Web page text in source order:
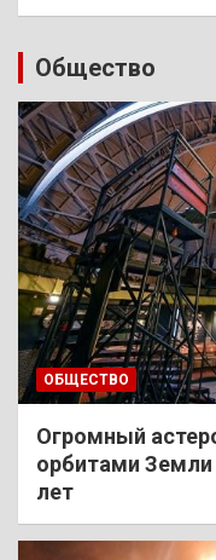
Общество
ОБЩЕСТВО
Огромный
орбитами
лет